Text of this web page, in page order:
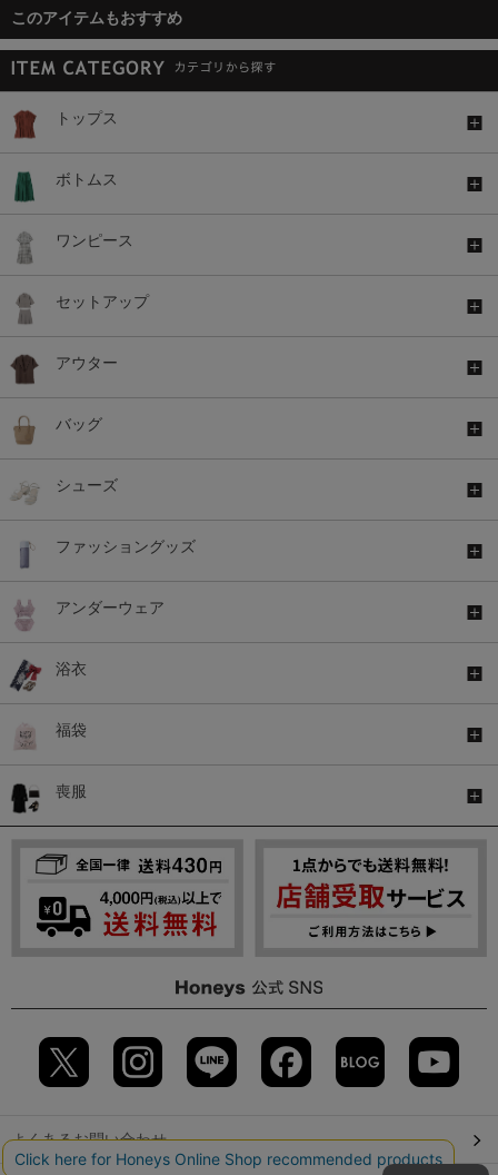
このアイテムもおすすめ
トップス
ボトムス
ワンピース
セットアップ
アウター
バッグ
シューズ
ファッショングッズ
アンダーウェア
浴衣
福袋
喪服
よくあるお問い合わせ